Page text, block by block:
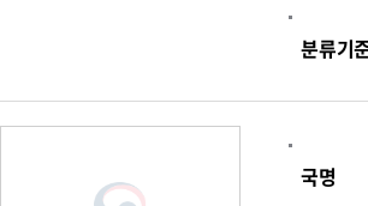
분류기
국명